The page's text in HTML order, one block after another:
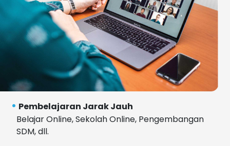
Pembelajaran Jarak Jauh
Belajar Online, Sekolah Online, Pengembangan
SDM, dll.